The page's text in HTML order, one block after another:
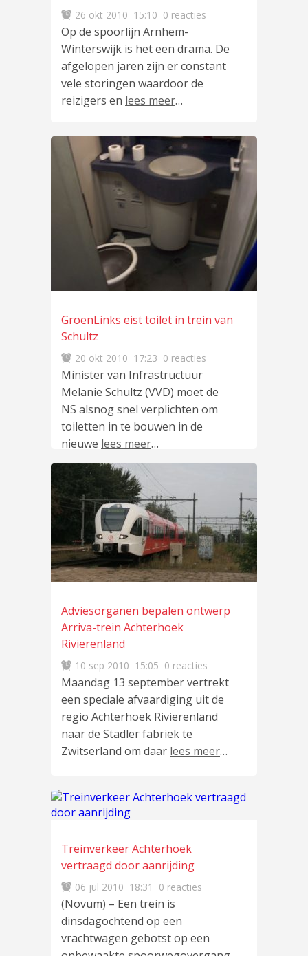
26 okt 2010 15:10 0 reacties
Op de spoorlijn Arnhem-
Winterswijk is het een drama. De
afgelopen jaren zijn er constant
vele storingen waardoor de
reizigers en lees meer…
GroenLinks eist toilet in trein van
Schultz
20 okt 2010 17:23 0 reacties
Minister van Infrastructuur
Melanie Schultz (VVD) moet de
NS alsnog snel verplichten om
toiletten in te bouwen in de
nieuwe lees meer…
Adviesorganen bepalen ontwerp
Arriva-trein Achterhoek
Rivierenland
10 sep 2010 15:05 0 reacties
Maandag 13 september vertrekt
een speciale afvaardiging uit de
regio Achterhoek Rivierenland
naar de Stadler fabriek te
Zwitserland om daar lees meer…
Treinverkeer Achterhoek
vertraagd door aanrijding
06 jul 2010 18:31 0 reacties
(Novum) – Een trein is
dinsdagochtend op een
vrachtwagen gebotst op een